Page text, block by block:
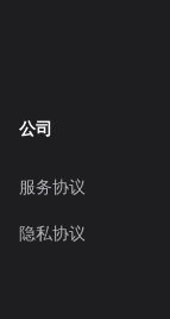
公司
服务协议
隐私协议